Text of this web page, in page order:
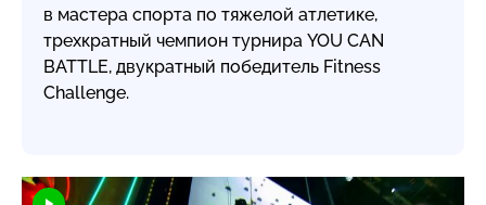
в мастера спорта по тяжелой атлетике,
трехкратный чемпион турнира YOU CAN
BATTLE, двукратный победитель Fitness
Challenge.